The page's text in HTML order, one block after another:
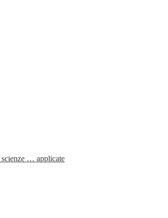
scienze … applicate